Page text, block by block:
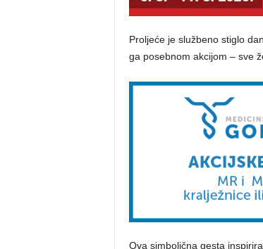
Proljeće je službeno stiglo
ga posebnom akcijom – sve
Ova simbolična gesta